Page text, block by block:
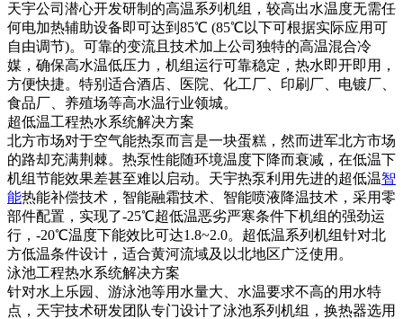
天宇公司潜心开发研制的高温系列机组，较高出水温度无需任
何电加热辅助设备即可达到85℃ (85℃以下可根据实际应用可
自由调节)。可靠的变流且技术加上公司独特的高温混合冷
媒，确保高水温低压力，机组运行可靠稳定，热水即开即用，
方便快捷。特别适合酒店、医院、化工厂、印刷厂、电镀厂、
食品厂、养殖场等高水温行业领城。
超低温工程热水系统解决方案
北方市场对于空气能热泵而言是一块蛋糕，然而进军北方市场
的路却充满荆棘。热泵性能随环境温度下降而衰减，在低温下
机组节能效果差甚至难以启动。天宇热泵利用先进的超低温智
能热能补偿技术，智能融霜技术、智能喷液降温技术，采用零
部件配置，实现了-25℃超低温恶劣严寒条件下机组的强劲运
行，-20℃温度下能效比可达1.8~2.0。超低温系列机组针对北
方低温条件设计，适合黄河流域及以北地区广泛使用。
泳池工程热水系统解决方案
针对水上乐园、游泳池等用水量大、水温要求不高的用水特
点，天宇技术研发团队专门设计了泳池系列机组，换热器选用